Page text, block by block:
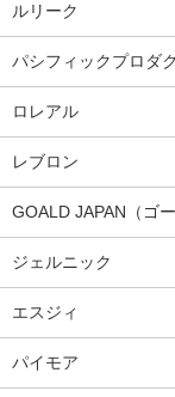
ルリーク
パシフィックプロダ
ロレアル
レブロン
GOALD JAPAN（ゴ
ジェルニック
エスジィ
パイモア